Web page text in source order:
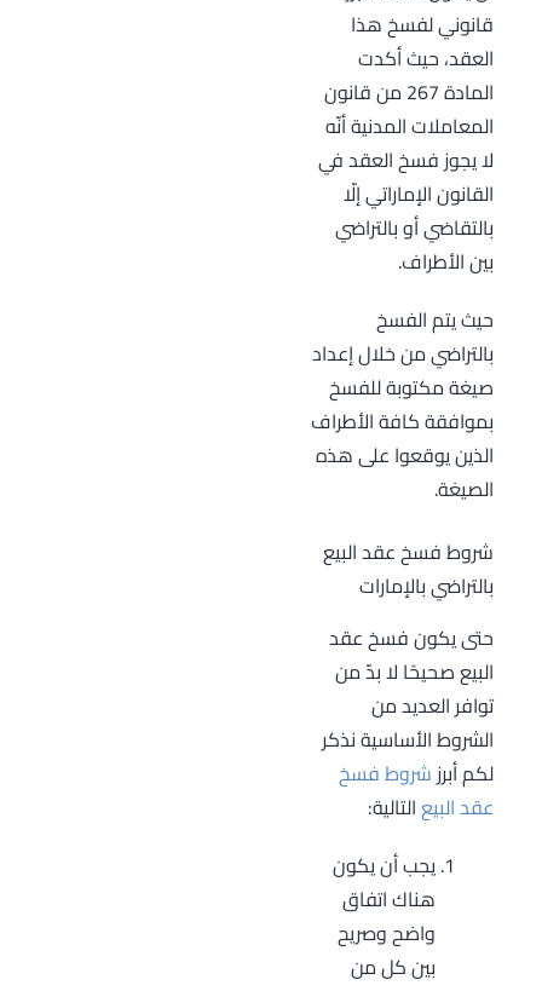
قانوني لفسخ هذا
العقد، حيث أكدت
المادة 267 من قانون
المعاملات المدنية أنّه
لا يجوز فسخ العقد في
القانون الإماراتي إلّا
بالتقاضي أو بالتراضي
بين الأطراف.
حيث يتم الفسخ
بالتراضي من خلال إعداد
صيغة مكتوبة للفسخ
بموافقة كافة الأطراف
الذين يوقعوا على هذه
الصيغة.
شروط فسخ عقد البيع
بالتراضي بالإمارات
حتى يكون فسخ عقد
البيع صحيحًا لا بدّ من
توافر العديد من
الشروط الأساسية نذكر
لكم أبرز شروط فسخ
عقد البيعالتالية:
يجب أن يكون
هناك اتفاق
واضح وصريح
بين كل من